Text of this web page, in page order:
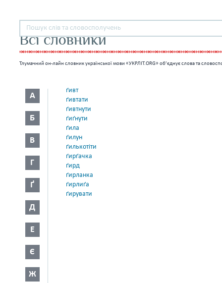
Всі словники
Тлумачний он-лайн словник української мови «УКРЛІТ.ORG» об’єднує слова та
А
Б
В
Г
Ґ
Д
Е
Є
Ж
ґивт
ґивтати
ґивтнути
ґиґнути
ґила
ґилун
ґилькотіти
ґирґачка
ґирд
ґирланка
ґирлиґа
ґирувати